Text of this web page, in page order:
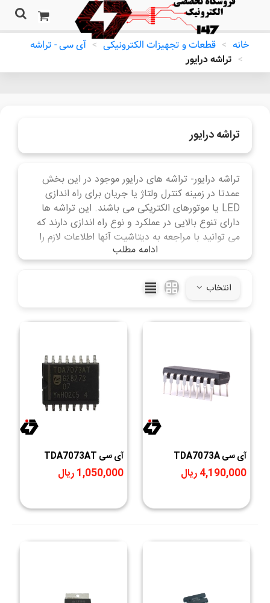
خانه > قطعات و تجهیزات الکترونیکی > آی سی - تراشه
> تراشه درایور
تراشه درایور
تراشه درایور- تراشه های درایور موجود در این بخش
عمدتا در زمینه کنترل ولتاژ یا جریان برای راه اندازی
LED یا موتورهای الکتریکی می باشند. این تراشه ها
دارای تنوع بالایی در عملکرد و نوع راه اندازی دارند که
می توانید با مراجعه به دیتاشیت آنها اطلاعات لازم را
ادامه مطلب
انتخاب
آی سی TDA7073A
4,190,000 ریال
آی سی TDA7073AT
1,050,000 ریال